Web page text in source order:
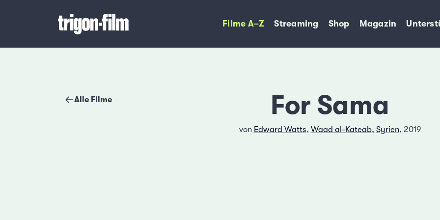
Filme A–Z Streaming Shop Magazin
Alle Filme For Sama
von Edward Watts, Waad al-Kateab, Syrien, 2019